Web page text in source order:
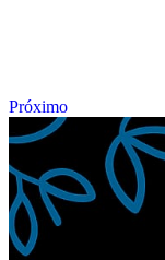
Próximo